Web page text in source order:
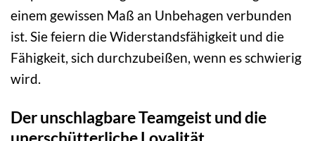
einem gewissen Maß an Unbehagen verbunden
ist. Sie feiern die Widerstandsfähigkeit und die
Fähigkeit, sich durchzubeißen, wenn es schwierig
wird.
Der unschlagbare Teamgeist und die